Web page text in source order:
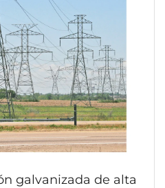
galvanizada de alta